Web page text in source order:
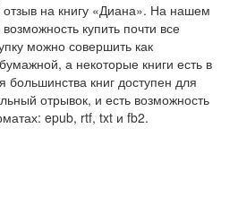
на книгу «Диана». На нашем
купить почти все
можно совершить как
а некоторые книги есть в
книг доступен для
отрывок, и есть возможность
epub, rtf, txt и fb2.